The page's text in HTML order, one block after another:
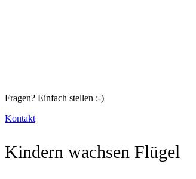
Fragen? Einfach stellen :-)
Kontakt
Kindern wachsen Flügel